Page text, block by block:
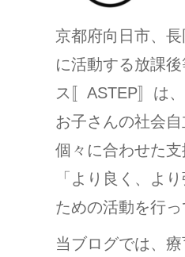
京都府向日市、
に活動する放課
ス〚ASTEP〛は
お子さんの社会自
個々に合わせた
「より良く、よ
ための活動を行っ
当ブログでは、